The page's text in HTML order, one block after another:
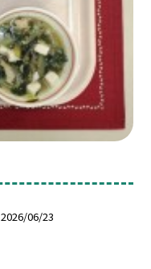
2026/06/23